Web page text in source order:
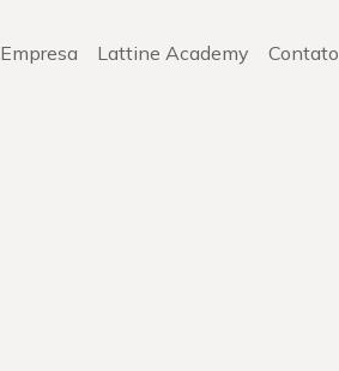
Empresa Lattine Academy Contato